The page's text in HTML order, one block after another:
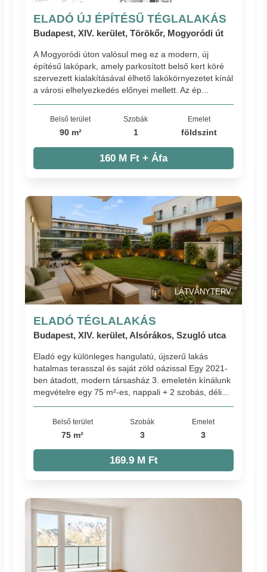
ELADÓ ÚJ ÉPÍTÉSŰ TÉGLALAKÁS
Budapest, XIV. kerület, Törökőr, Mogyoródi út
A Mogyoródi úton valósul meg ez a modern, új
építésű lakópark, amely parkosított belső kert köré
szervezett kialakításával élhető lakókörnyezetet kínál
a városi elhelyezkedés előnyei mellett. Az ép...
Belső terület
90 m²
Szobák
1
Emelet
földszint
160 M Ft + Áfa
LÁTVÁNYTERV
ELADÓ TÉGLALAKÁS
Budapest, XIV. kerület, Alsórákos, Szugló utca
Eladó egy különleges hangulatú, újszerű lakás
hatalmas terasszal és saját zöld oázissal Egy 2021-
ben átadott, modern társasház 3. emeletén kínálunk
megvételre egy 75 m²-es, nappali + 2 szobás, déli...
Belső terület
75 m²
Szobák
3
Emelet
3
169.9 M Ft